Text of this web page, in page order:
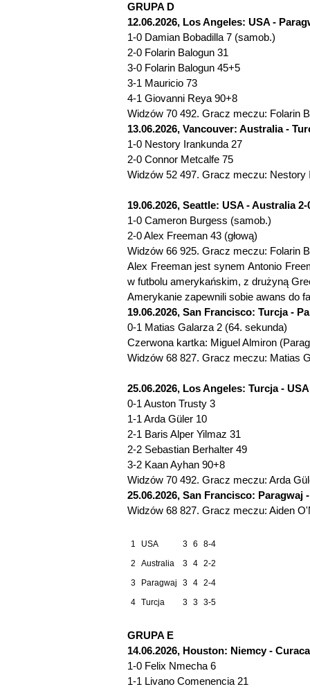
GRUPA D
12.06.2026, Los Angeles: USA -
1-0 Damian Bobadilla 7 (samob.)
2-0 Folarin Balogun 31
3-0 Folarin Balogun 45+5
3-1 Mauricio 73
4-1 Giovanni Reya 90+8
Widzów 70 492. Gracz meczu: Folarin
13.06.2026, Vancouver: Australia -
1-0 Nestory Irankunda 27
2-0 Connor Metcalfe 75
Widzów 52 497. Gracz meczu: Nestory
19.06.2026, Seattle: USA - Australia 2-
1-0 Cameron Burgess (samob.)
2-0 Alex Freeman 43 (głową)
Widzów 66 925. Gracz meczu: Folarin
Alex Freeman jest synem Antonio
w futbolu amerykańskim, z drużyną
Amerykanie zapewnili sobie awans do
19.06.2026, San Francisco: Turcja -
0-1 Matias Galarza 2 (64. sekunda)
Czerwona kartka: Miguel Almiron
Widzów 68 827. Gracz meczu: Matias
25.06.2026, Los Angeles: Turcja -
0-1 Auston Trusty 3
1-1 Arda Güler 10
2-1 Baris Alper Yilmaz 31
2-2 Sebastian Berhalter 49
3-2 Kaan Ayhan 90+8
Widzów 70 492. Gracz meczu: Arda
25.06.2026, San Francisco: Paragwaj
Widzów 68 827. Gracz meczu: Aiden
1 USA 3 6
8-4
2
Australia 3 4 2-2
3
Paragwaj 3 4 2-4
4 Turcja 3 3 3-5
GRUPA E
14.06.2026, Houston: Niemcy -
1-0 Felix Nmecha 6
1-1 Livano Comenencia 21